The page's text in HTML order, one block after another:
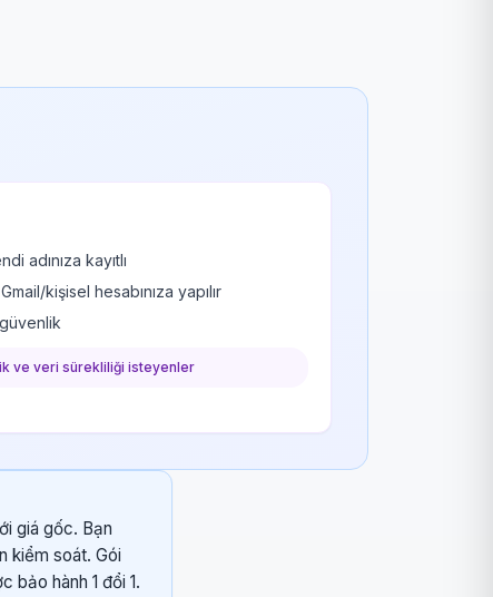
adınıza kayıtlı
kişisel hesabınıza yapılır
ve veri sürekliliği isteyenler
giá gốc. Bạn
kiểm soát. Gói
bảo hành 1 đổi 1.